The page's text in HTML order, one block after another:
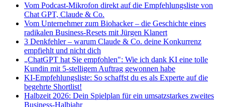
Vom Podcast-Mikrofon direkt auf die Empfehlungsliste von
Chat GPT, Claude & Co.
Vom Unternehmer zum Biohacker – die Geschichte eines
radikalen Business-Resets mit Jürgen Klanert
3 Denkfehler – warum Claude & Co. deine Konkurrenz
empfiehlt und nicht dich
„ChatGPT hat Sie empfohlen": Wie ich dank KI eine tolle
Kundin mit 5-stelligem Auftrag gewonnen habe
KI-Empfehlungsliste: So schaffst du es als Experte auf die
begehrte Shortlist!
Halbzeit 2026: Dein Spielplan für ein umsatzstarkes zweites
Business-Halbjahr